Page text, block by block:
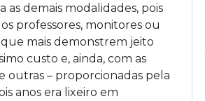
demais modalidades, pois
professores, monitores ou
mais demonstrem jeito
custo e, ainda, com as
outras – proporcionadas pela
anos era lixeiro em